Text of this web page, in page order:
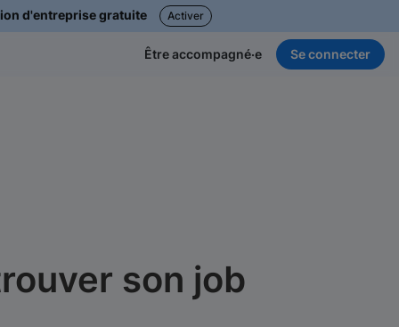
d'entreprise gratuite Activer
Être accompagné·e Se connecter
son job